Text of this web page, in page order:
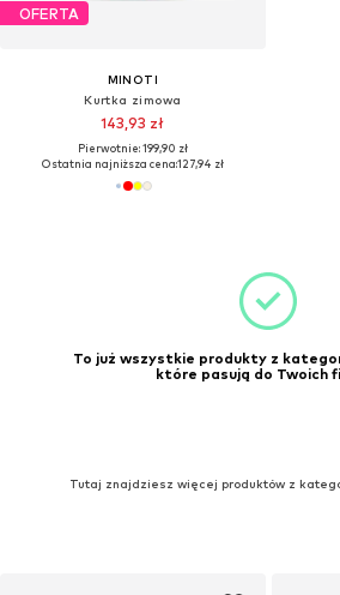
OFERTA
MINOTI
Kurtka zimowa
143,93 zł
Pierwotnie: 199,90 zł
Ostatnia najniższa cena:127,94 zł
To już wszystkie produkty z
które pasują do Twoich
Tutaj znajdziesz więcej produktów z